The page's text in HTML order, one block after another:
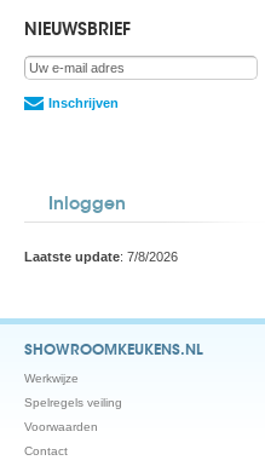
NIEUWSBRIEF
Inschrijven
Inloggen
Laatste update: 7/8/2026
SHOWROOMKEUKENS.NL
Werkwijze
Spelregels veiling
Voorwaarden
Contact